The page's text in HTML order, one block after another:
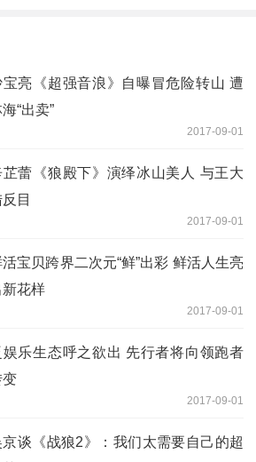
宝亮《超强音浪》自曝冒危险转山 遭
“出卖”
2017-09-01
芷蕾《狼殿下》演绎冰山美人 与王大
反目
2017-09-01
宝贝跨界二次元“鲜”出彩 鲜活人生亮
新花样
2017-09-01
娱乐生态呼之欲出 先行者将向领跑者
变
2017-09-01
京谈《战狼2》：我们太需要自己的超